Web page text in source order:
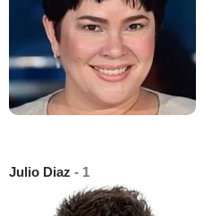
Julio Diaz - 1